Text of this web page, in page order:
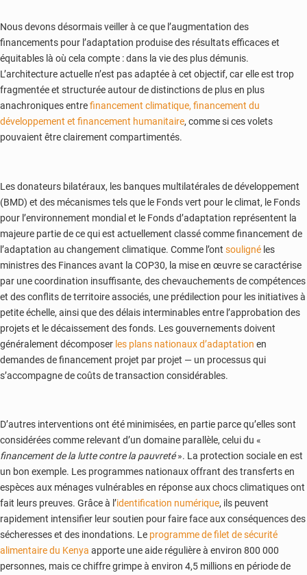
Nous devons désormais veiller à ce que l’augmentation des
financements pour l’adaptation produise des résultats efficaces et
équitables là où cela compte : dans la vie des plus démunis.
L’architecture actuelle n’est pas adaptée à cet objectif, car elle est trop
fragmentée et structurée autour de distinctions de plus en plus
anachroniques entrefinancement climatique, financement du
développement et financement humanitaire, comme si ces volets
pouvaient être clairement compartimentés.
Les donateurs bilatéraux, les banques multilatérales de développement
(BMD) et des mécanismes tels que le Fonds vert pour le climat, le Fonds
pour l’environnement mondial et le Fonds d’adaptation représentent la
majeure partie de ce qui est actuellement classé comme financement de
l’adaptation au changement climatique. Comme l’ont souligné les
ministres des Finances avant la COP30, la mise en œuvre se caractérise
par une coordination insuffisante, des chevauchements de compétences
et des conflits de territoire associés, une prédilection pour les initiatives à
petite échelle, ainsi que des délais interminables entre l’approbation des
projets et le décaissement des fonds. Les gouvernements doivent
généralement décomposer les plans nationaux d’adaptation en
demandes de financement projet par projet — un processus qui
s’accompagne de coûts de transaction considérables.
D’autres interventions ont été minimisées, en partie parce qu’elles sont
considérées comme relevant d’un domaine parallèle, celui du «
financement de la lutte contre la pauvreté». La protection sociale en est
un bon exemple. Les programmes nationaux offrant des transferts en
espèces aux ménages vulnérables en réponse aux chocs climatiques ont
fait leurs preuves. Grâce à l’identification numérique, ils peuvent
rapidement intensifier leur soutien pour faire face aux conséquences des
sécheresses et des inondations. Le programme de filet de sécurité
alimentaire du Kenya apporte une aide régulière à environ 800 000
personnes, mais ce chiffre grimpe à environ 4,5 millions en période de